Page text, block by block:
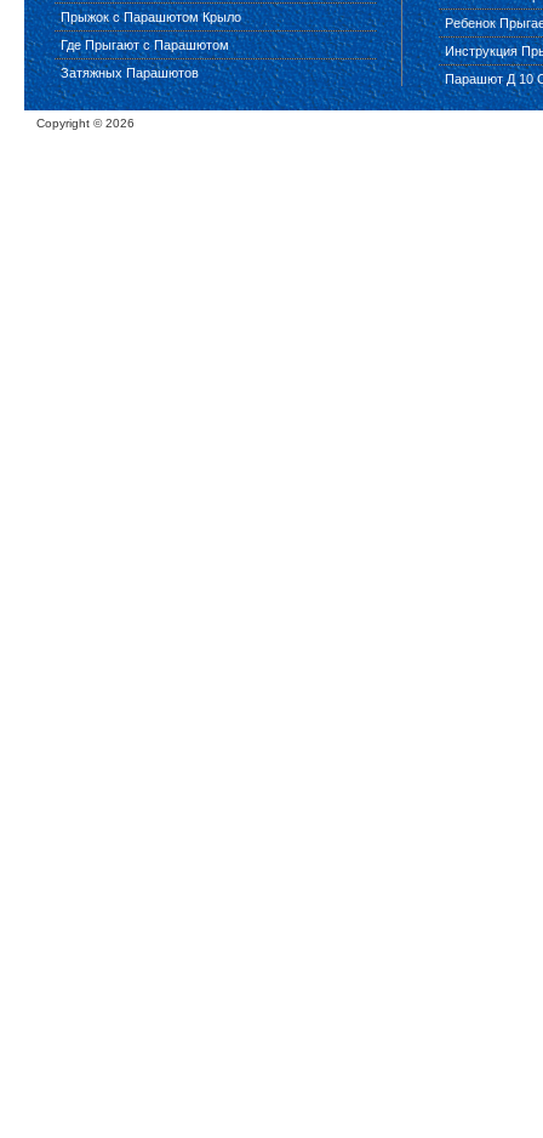
Прыжок с Парашютом Крыло
Где Прыгают с Парашютом
Затяжных Парашютов
Ребенок
Инструкция
Парашют Д 10
Copyright ©2026